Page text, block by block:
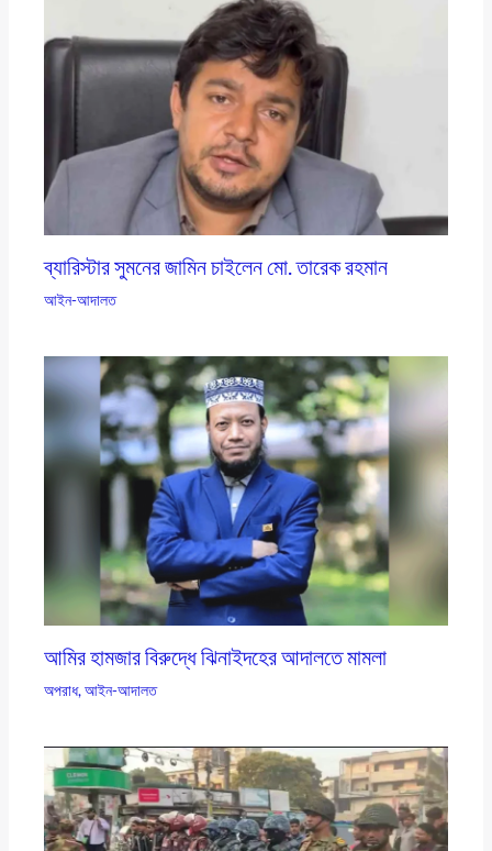
ব্যারিস্টার সুমনের জামিন চাইলেন মো. তারেক রহমান
আইন-আদালত
আমির হামজার বিরুদ্ধে ঝিনাইদহের আদালতে মামলা
অপরাধ,আইন-আদালত